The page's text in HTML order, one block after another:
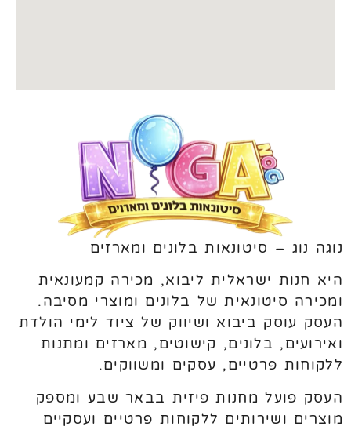
נוגה נוג – סיטונאות בלונים ומארזים
היא חנות ישראלית ליבוא, מכירה קמעונאית
ומכירה סיטונאית של בלונים ומוצרי מסיבה.
העסק עוסק ביבוא ושיווק של ציוד לימי הולדת
ואירועים, בלונים, קישוטים, מארזים ומתנות
ללקוחות פרטיים, עסקים ומשווקים.
העסק פועל מחנות פיזית בבאר שבע ומספק
מוצרים ושירותים ללקוחות פרטיים ועסקיים